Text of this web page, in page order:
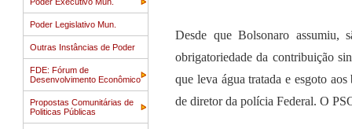
Poder Legislativo Mun.
Outras Instâncias de Poder
FDE: Fórum de
Desenvolvimento Econômico
Propostas Comunitárias de
Politicas Públicas
Desde que Bolsonaro
obrigatoriedade da contribuição
que leva água tratada e esgoto
de diretor da polícia Federal. O